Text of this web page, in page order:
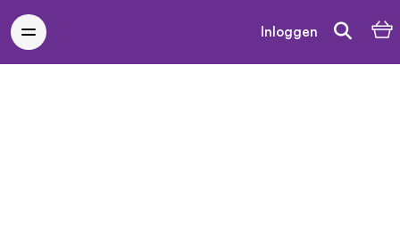
Inloggen